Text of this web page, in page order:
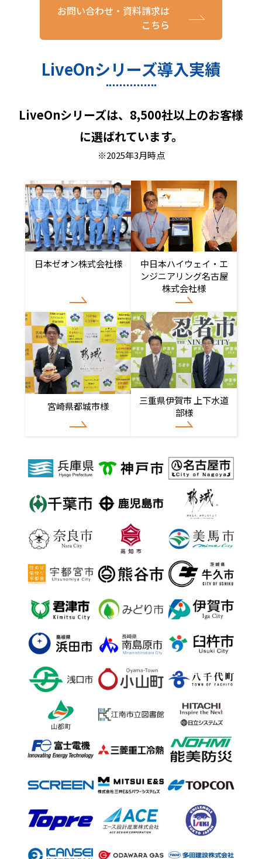
お問い合わせ・資料請求は
こちら
LiveOnシリーズ導入実績
LiveOnシリーズは、8,500社以上のお客様
に選ばれています。
※2025年3月時点
日本ゼオン株式会社様
中日本ハイウェイ・エ
ンジニアリング名古屋
株式会社様
宮崎県都城市様
三重県伊賀市 上下水道
部様